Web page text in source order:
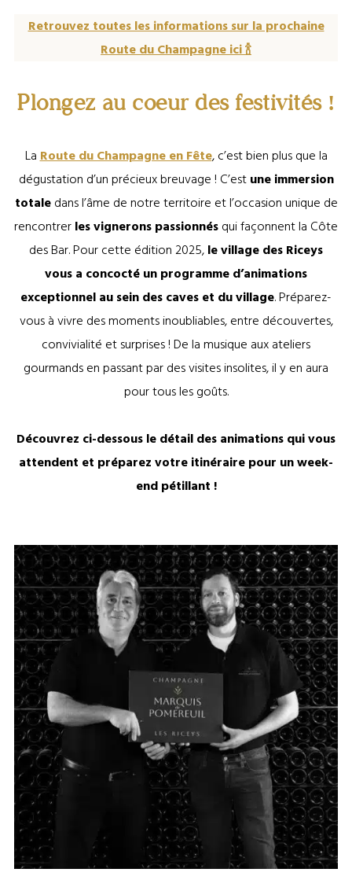
Retrouvez toutes les informations sur la prochaine
Route du Champagne ici 🍾
Plongez au coeur des festivités !
LaRoute du Champagne en Fête, c’est bien plus que la
dégustation d’un précieux breuvage ! C’estune immersion
totaledans l’âme de notre territoire et l’occasion unique de
rencontrerles vignerons passionnésqui façonnent la Côte
des Bar. Pour cette édition 2025,le village des Riceys
vous a concocté un programme d’animations
exceptionnel au sein des caves et du village. Préparez-
vous à vivre des moments inoubliables, entre découvertes,
convivialité et surprises ! De la musique aux ateliers
gourmands en passant par des visites insolites, il y en aura
pour tous les goûts.
Découvrez ci-dessous le détail des animations qui vous
attendent et préparez votre itinéraire pour un week-
end pétillant !